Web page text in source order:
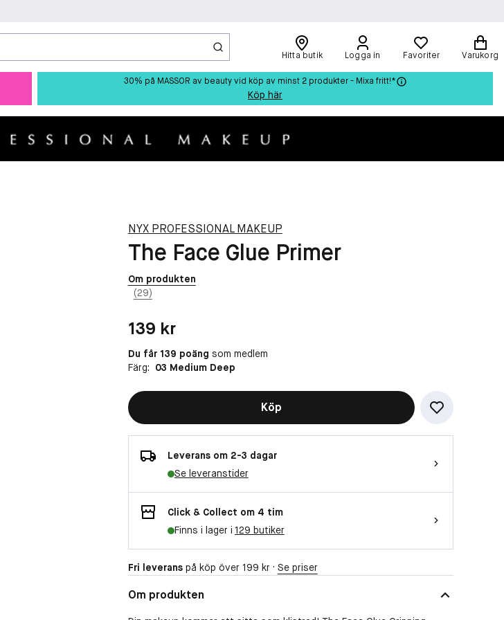
Hitta butik Logga in Favoriter Varukorg
30% på MASSOR av beauty vid köp av minst 2 produkter - Mixa fritt!*
Köp här
NYX PROFESSIONAL MAKEUP
The Face Glue Primer
Om produkten
(29)
Färg: 03 Medium Deep
Pris: 139 kr
139 kr
Du får 139 poäng som medlem
Köp
Leverans om 2-3 dagar
Se leveranstider
Click & Collect om 4 tim
Finns i lager i 129 butiker
Fri leveranspå köp över 199 kr · Se priser
Om produkten